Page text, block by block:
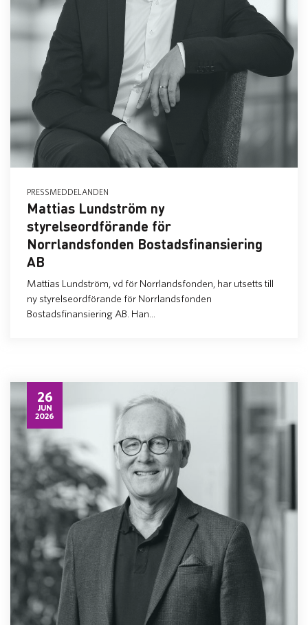
PRESSMEDDELANDEN
Mattias Lundström ny
styrelseordförande för
Norrlandsfonden Bostadsfinansiering
AB
Mattias Lundström, vd för Norrlandsfonden, har utsetts till
ny styrelseordförande för Norrlandsfonden
Bostadsfinansiering AB. Han...
26
JUN
2026